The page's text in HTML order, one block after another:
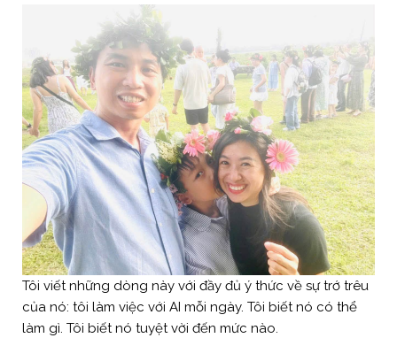
Tôi viết những dòng này với đầy đủ ý thức về sự trớ trêu
của nó: tôi làm việc với AI mỗi ngày. Tôi biết nó có thể
làm gì. Tôi biết nó tuyệt vời đến mức nào.